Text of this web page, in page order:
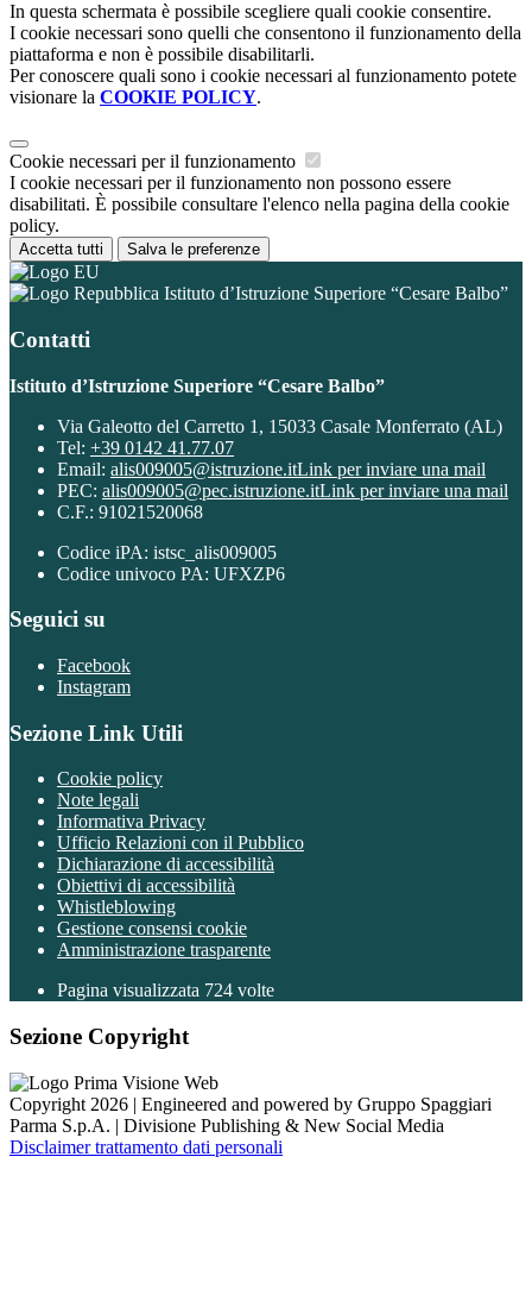
In questa schermata è possibile scegliere quali cookie consentire.
I cookie necessari sono quelli che consentono il funzionamento della
piattaforma e non è possibile disabilitarli.
Per conoscere quali sono i cookie necessari al funzionamento potete
visionare la COOKIE POLICY.
Cookie necessari per il funzionamento
I cookie necessari per il funzionamento non possono essere
disabilitati. È possibile consultare l'elenco nella pagina della cookie
policy.
Accetta tutti Salva le preferenze
Istituto d’Istruzione Superiore “Cesare Balbo”
Contatti
Istituto d’Istruzione Superiore “Cesare Balbo”
Via Galeotto del Carretto 1, 15033 Casale Monferrato (AL)
Tel: +39 0142 41.77.07
Email: alis009005@istruzione.itLink per inviare una mail
PEC: alis009005@pec.istruzione.itLink per inviare una mail
C.F.: 91021520068
Codice iPA: istsc_alis009005
Codice univoco PA: UFXZP6
Seguici su
Facebook
Instagram
Sezione Link Utili
Cookie policy
Note legali
Informativa Privacy
Ufficio Relazioni con il Pubblico
Dichiarazione di accessibilità
Obiettivi di accessibilità
Whistleblowing
Gestione consensi cookie
Amministrazione trasparente
Pagina visualizzata 724 volte
Sezione Copyright
Copyright 2026 | Engineered and powered by Gruppo Spaggiari
Parma S.p.A. | Divisione Publishing & New Social Media
Disclaimer trattamento dati personali